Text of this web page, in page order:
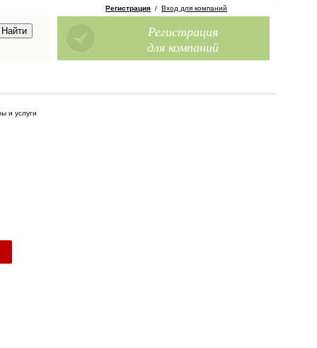
Регистрация / Вход для компаний
Регистрация
для компаний
и услуги